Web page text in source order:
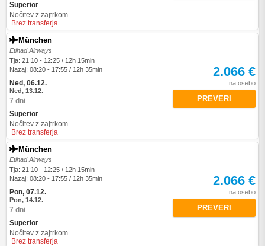
Superior
Nočitev z zajtrkom
Brez transferja
München
Etihad Airways
Tja: 21:10 - 12:25 / 12h 15min
Nazaj: 08:20 - 17:55 / 12h 35min
Ned, 06.12.
Ned, 13.12.
7 dni
Superior
Nočitev z zajtrkom
Brez transferja
2.066 €
na osebo
PREVERI
München
Etihad Airways
Tja: 21:10 - 12:25 / 12h 15min
Nazaj: 08:20 - 17:55 / 12h 35min
Pon, 07.12.
Pon, 14.12.
7 dni
Superior
Nočitev z zajtrkom
Brez transferja
2.066 €
na osebo
PREVERI